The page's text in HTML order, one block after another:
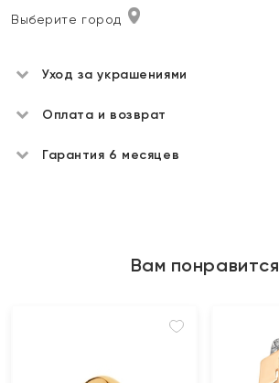
Выберите город
Уход за украшениями
Оплата и возврат
Гарантия 6 месяцев
Вам понравится